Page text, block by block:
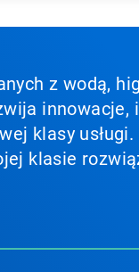
z wodą,
klasy
klasie